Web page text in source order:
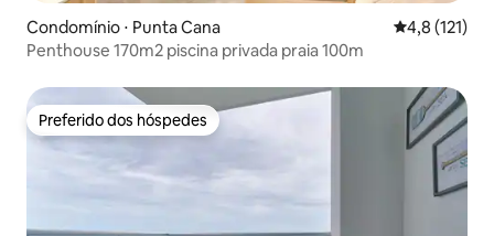
Condomínio ⋅ Punta Cana 4,8 de uma
4,8 (121)
Penthouse 170m2 piscina privada praia 100m
Preferido dos hóspedes
Preferido dos hóspedes